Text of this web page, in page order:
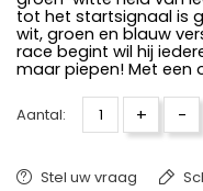
tot het startsignaal is
wit, groen en blauw
race begint wil hij
maar piepen! Met een
Aantal: + -
Stel uw vraag